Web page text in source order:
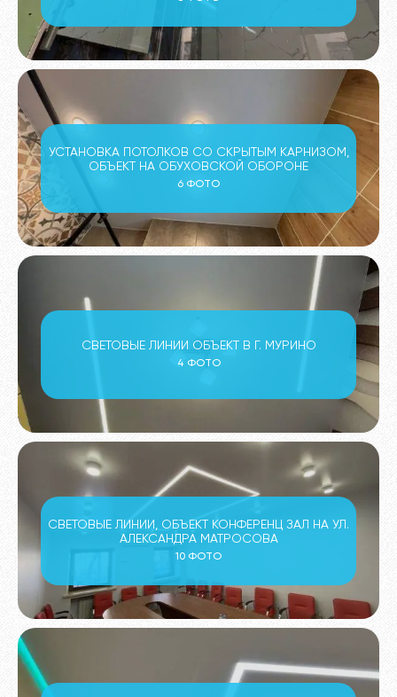
УСТАНОВКА ПОТОЛКОВ СО СКРЫТЫМ КАРНИЗОМ,
ОБЪЕКТ НА ОБУХОВСКОЙ ОБОРОНЕ
6 ФОТО
СВЕТОВЫЕ ЛИНИИ ОБЪЕКТ В Г. МУРИНО
4 ФОТО
СВЕТОВЫЕ ЛИНИИ, ОБЪЕКТ КОНФЕРЕНЦ ЗАЛ НА УЛ.
АЛЕКСАНДРА МАТРОСОВА
10 ФОТО